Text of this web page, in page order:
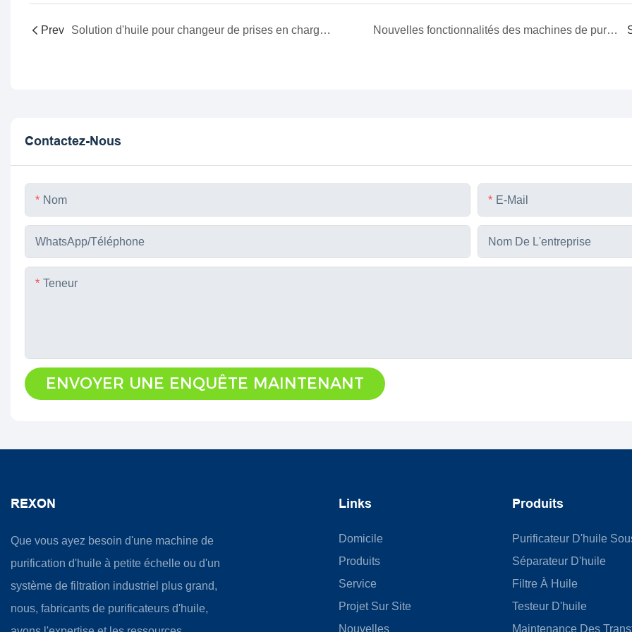
Prev Solution d'huile pour changeur de prises en charge de transformateur (OLTC) Nouvelles fonctionnalités des machines de purification d'huile de transformateur Rexon
Contactez-Nous
Nom E-Mail
WhatsApp/téléphone Nom De L'entreprise
Teneur
ENVOYER UNE ENQUÊTE MAINTENANT
REXON
Que vous ayez besoin d'une machine de
purification d'huile à petite échelle ou d'un
système de filtration industriel plus grand,
nous, fabricants de purificateurs d'huile,
Links
Domicile
Produits
Service
Projet Sur Site
Nouvelles
Produits
Purificateur D'huile
Séparateur D'huile
Filtre À Huile
Testeur D'huile
Maintenance Des